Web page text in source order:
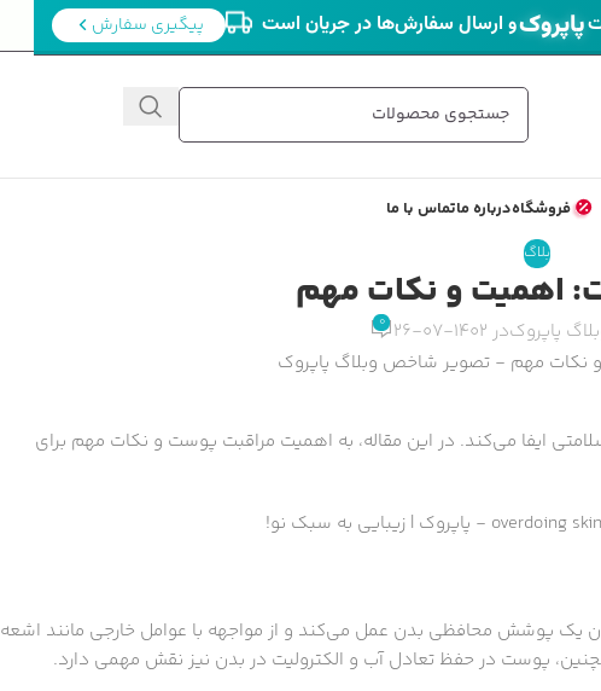
پاپروکو ارسال سفارش‌ها در جریان است پیگیری سفارش
فروشگاهدرباره ماتماس با ما
بلاگ
اهمیت و نکات مهم
پاپروکدر 1402-07-26 0
ایفا می‌کند. در این مقاله، به اهمیت مراقبت پوست و نکات مهم برای
یک پوشش محافظی بدن عمل می‌کند و از مواجهه با عوامل خارجی مانند اشعه
پوست در حفظ تعادل آب و الکترولیت در بدن نیز نقش مهمی دارد.